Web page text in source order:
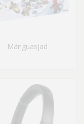
Mänguasjad